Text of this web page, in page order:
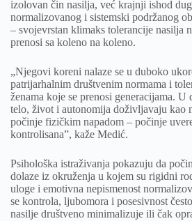
izolovan čin nasilja, već krajnji ishod
normalizovanog i sistemski podržanog
– svojevrstan klimaks tolerancije nasilja
prenosi sa koleno na koleno.
„Njegovi koreni nalaze se u duboko
patrijarhalnim društvenim normama i
ženama koje se prenosi generacijama. U
telo, život i autonomija doživljavaju kao
počinje fizičkim napadom – počinje
kontrolisana”, kaže Medić.
Psihološka istraživanja pokazuju da
dolaze iz okruženja u kojem su rigidni
uloge i emotivna nepismenost
se kontrola, ljubomora i posesivnost
nasilje društveno minimalizuje ili čak